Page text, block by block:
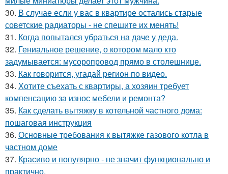
30. В случае если у вас в квартире остались старые
советские радиаторы - не спешите их менять!
31. Когда попытался убраться на даче у деда.
32. Гениальное решение, о котором мало кто
задумывается: мусоропровод прямо в столешнице.
33. Как говорится, угадай регион по видео.
34. Хотите съехать с квартиры, а хозяин требует
компенсацию за износ мебели и ремонта?
35. Как сделать вытяжку в котельной частного дома:
пошаговая инструкция
36. Основные требования к вытяжке газового котла в
частном доме
37. Красиво и популярно - не значит функционально и
практично.